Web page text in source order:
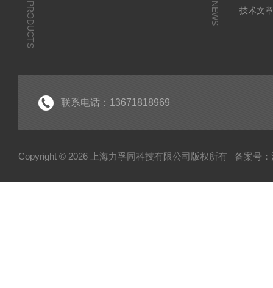
PRODUCTS NEWS
技术文
联系电话：13671818969
Copyright © 2026 上海力孚同科技有限公司版权所有 备案号：